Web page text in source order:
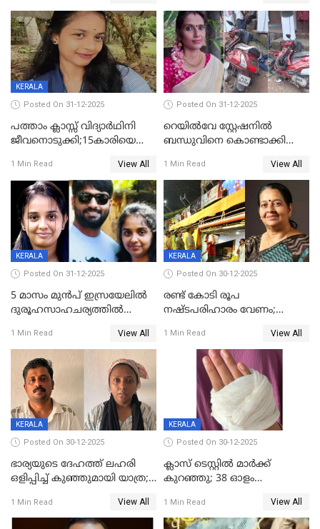
KERALA
Posted On 31-12-2025
പത്താം ക്ലാസ്സ് വിദ്യാര്‍ഥിനി
ജീവനൊടുക്കി;15കാരിയെ
കിടപ്പുമുറിയില്‍ തൂങ്ങി മരിച്ച
നിലയിൽ
1 Min Read View All
Posted On 31-12-2025
റെയിൽവേ സ്റ്റേഷനിൽ
ബന്ധുവിനെ കൊണ്ടാക്കി
ലോറി സ്കൂട്ടറിൽ ഇടിച്ചു :
യുവതിക്ക് ദാരുണാന്ത്യം
1 Min Read View All
KERALA
Posted On 31-12-2025
5 മാസം മുൻപ് ഇസ്രയേലിൽ
ദുരൂഹസാഹചര്യത്തിൽ
മലയാളി യുവാവിന്റെ ഭാര്യയും
മരിച്ചു
1 Min Read View All
KERALA
Posted On 30-12-2025
രണ്ട് കോടി രൂപ
നഷ്ടപരിഹാരം വേണം;
നോട്ടീസയച്ച് ഉമാ തോമസ്
1 Min Read View All
KERALA
Posted On 30-12-2025
ഭാര്യയുടെ ദേഹത്ത് ലഹരി
ഒളിപ്പിച്ച് കുഞ്ഞുമായി യാത്ര;
പിടികൂടി പൊലീസ്
1 Min Read View All
KERALA
Posted On 30-12-2025
ക്ലാസ് ടെസ്റ്റിൽ മാർക്ക്
കുറഞ്ഞു; 38 ഓളം
സെന്ററിലെ അധ്യാപകന്‍
മർദിച്ചതായി പരാതി
1 Min Read View All